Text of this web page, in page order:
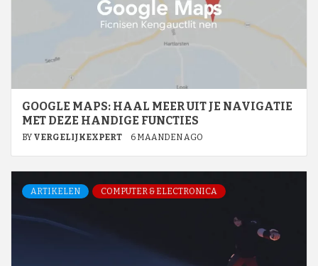
GOOGLE MAPS: HAAL MEER UIT JE NAVIGATIE
MET DEZE HANDIGE FUNCTIES
BY VERGELIJKEXPERT 6 MAANDEN AGO
ARTIKELEN COMPUTER & ELECTRONICA